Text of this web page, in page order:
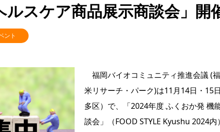
ルスケア商品展示商談会」開
ント
福岡バイオコミュニティ推進会議 (
米リサーチ・パーク)は11月14日・15
多区）で、「2024年度 ふくおか発 機
談会」（FOOD STYLE Kyushu 2024